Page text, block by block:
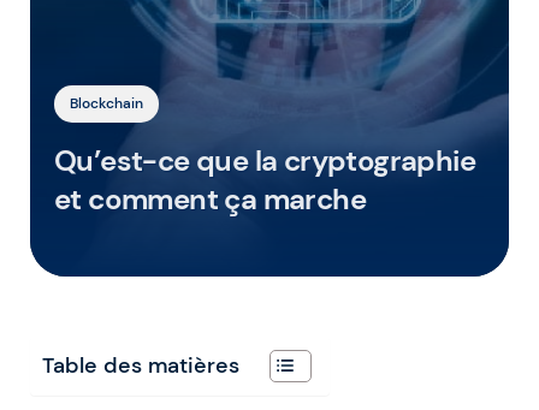
Blockchain
Qu’est-ce que la cryptographie
et comment ça marche
Table des matières